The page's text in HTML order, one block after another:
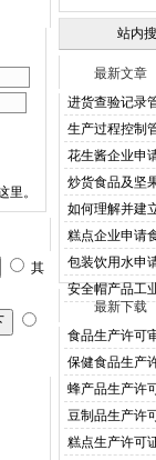
站
2/21
中心
各
里。
其
站内
最新文章
进货查验记录
生产过程控制
花生酱企业申
炒货食品及坚
如何理解并建
糕点企业申请
包装饮用水申
安全帽产品工
最新下载
食品生产许可
保健食品生产
蜂产品生产许
豆制品生产许
糕点生产许可